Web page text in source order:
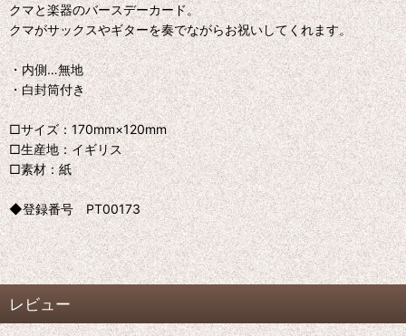
クマと楽器のバースデーカード。
クマがサックスやギターを奏でながらお祝いしてくれます。
・内側…無地
・白封筒付き
□サイズ：170mm×120mm
□生産地：イギリス
□素材：紙
◆登録番号 PT00173
レビュー